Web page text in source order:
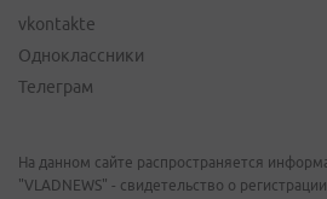
vkontakte
Одноклассники
Телеграм
На данном сайте распространяется
"VLADNEWS" - свидетельство о